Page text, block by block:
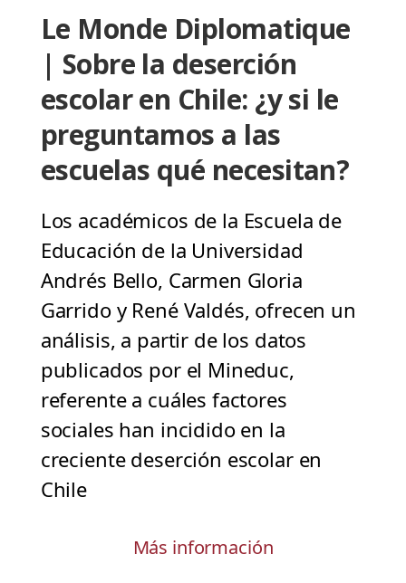
Le Monde Diplomatique
| Sobre la deserción
escolar en Chile: ¿y si le
preguntamos a las
escuelas qué necesitan?
Los académicos de la Escuela de
Educación de la Universidad
Andrés Bello, Carmen Gloria
Garrido y René Valdés, ofrecen un
análisis, a partir de los datos
publicados por el Mineduc,
referente a cuáles factores
sociales han incidido en la
creciente deserción escolar en
Chile
Más información